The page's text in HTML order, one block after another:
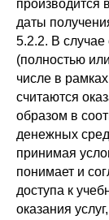
производится
даты
5.2.2. В случае
(полностью
числе в
считаются
образом в
денежных
принимая
понимает и
доступа к
оказания